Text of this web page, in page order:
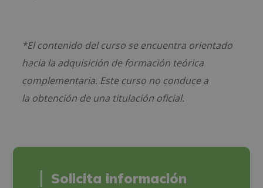
*El contenido del curso se encuentra orientado
hacia la adquisición de formación teórica
complementaria. Este curso no conduce a
la obtención de una titulación oficial.
Solicita información